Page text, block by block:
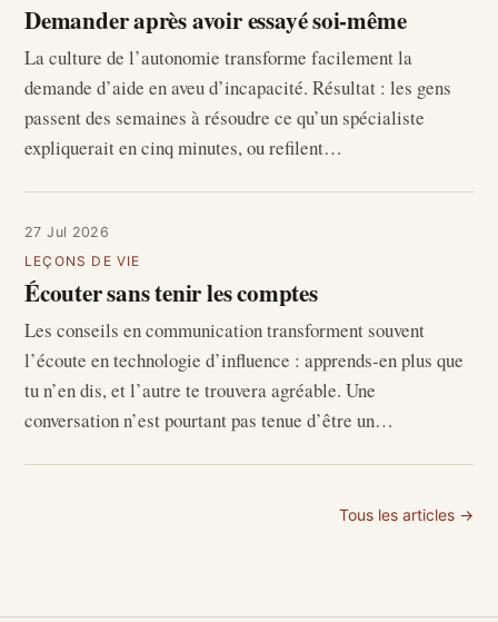
Demander après avoir essayé soi-même
La culture de l’autonomie transforme facilement la
demande d’aide en aveu d’incapacité. Résultat : les gens
passent des semaines à résoudre ce qu’un spécialiste
expliquerait en cinq minutes, ou refilent…
27 Jul 2026
LEÇONS DE VIE
Écouter sans tenir les comptes
Les conseils en communication transforment souvent
l’écoute en technologie d’influence : apprends-en plus que
tu n’en dis, et l’autre te trouvera agréable. Une
conversation n’est pourtant pas tenue d’être un…
Tous les articles →